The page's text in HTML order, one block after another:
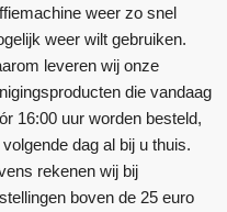
weer zo snel
weer wilt gebruiken.
leveren wij onze
die vandaag
16:00 uur worden besteld,
volgende dag al bij u thuis.
rekenen wij bij
boven de 25 euro